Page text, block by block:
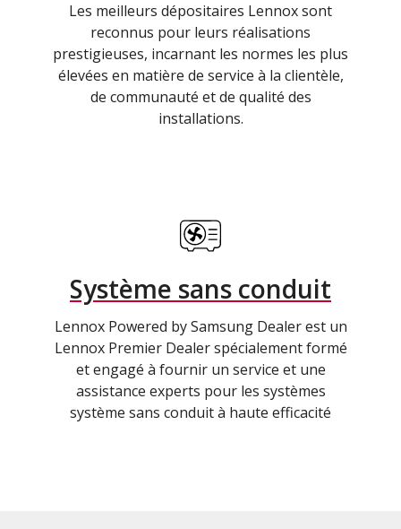
Les meilleurs dépositaires Lennox sont
reconnus pour leurs réalisations
prestigieuses, incarnant les normes les plus
élevées en matière de service à la clientèle,
de communauté et de qualité des
installations.
Système sans conduit
Lennox Powered by Samsung Dealer est un
Lennox Premier Dealer spécialement formé
et engagé à fournir un service et une
assistance experts pour les systèmes
système sans conduit à haute efficacité